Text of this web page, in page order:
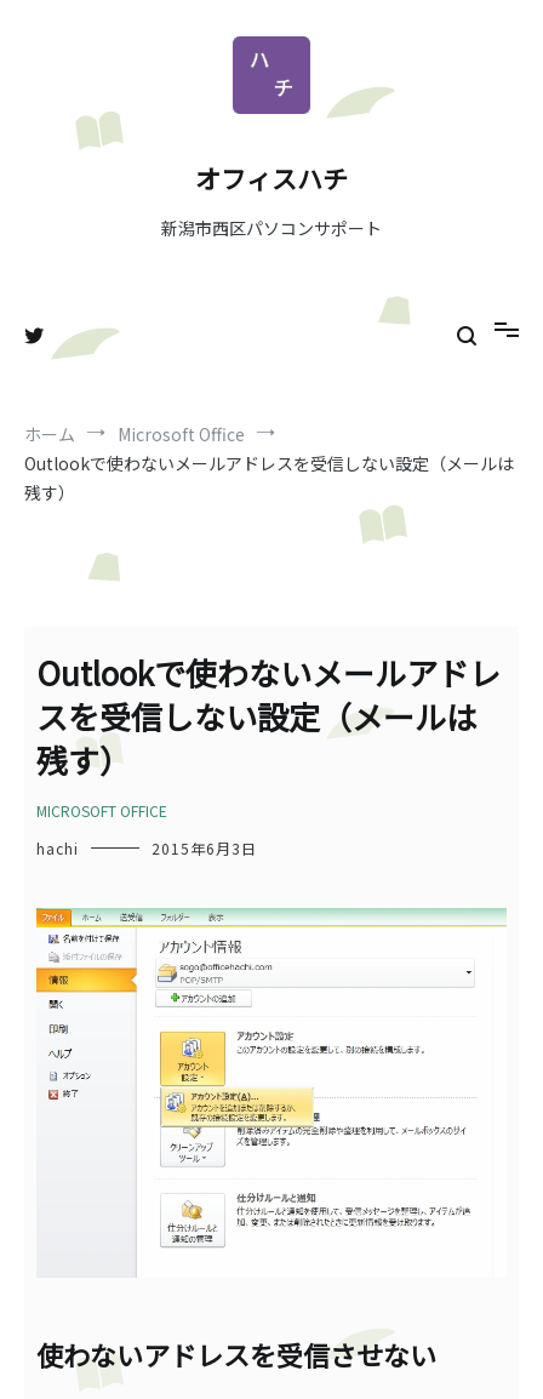
オフィスハチ
新潟市西区パソコンサポート
ホーム
Microsoft Office
Outlookで使わないメールアドレスを受信しない設定（メールは
残す）
Outlookで使わないメールアドレ
スを受信しない設定（メールは
残す）
MICROSOFT OFFICE
hachi
2015年6月3日
使わないアドレスを受信させない